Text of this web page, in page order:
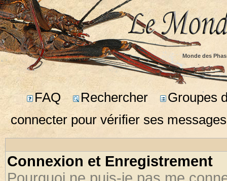
Monde des
FAQ Rechercher
Groupes
connecter pour vérifier ses
Connexion et Enregistrement